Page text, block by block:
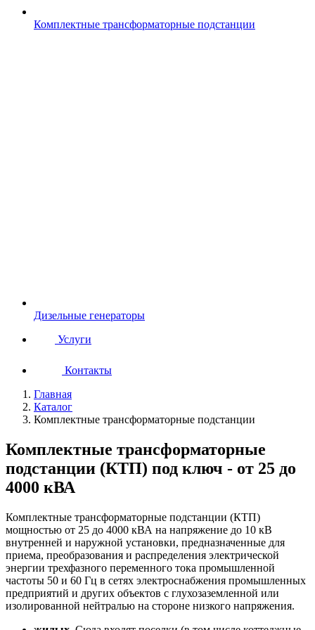
Комплектные трансформаторные подстанции
Дизельные генераторы
Услуги
Контакты
Главная
Каталог
Комплектные трансформаторные подстанции
Комплектные трансформаторные
подстанции (КТП) под ключ - от 25 до
4000 кВА
Комплектные трансформаторные подстанции (КТП)
мощностью от 25 до 4000 кВА на напряжение до 10 кВ
внутренней и наружной установки, предназначенные для
приема, преобразования и распределения электрической
энергии трехфазного переменного тока промышленной
частоты 50 и 60 Гц в сетях электроснабжения промышленных
предприятий и других объектов с глухозаземленной или
изолированной нейтралью на стороне низкого напряжения.